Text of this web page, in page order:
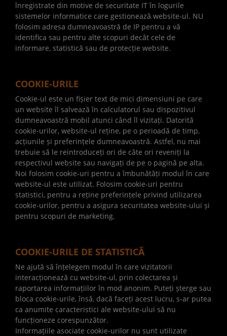
înregistrate din motive de securitate IT în logurile
sistemelor informatice care gestionează website-ul. NU
folosim adresa dumneavoastră de IP pentru a vă
identifica sau pentru alte scopuri decât cele de
informare, statistică sau de protecție website.
COOKIE-URILE
Cookie-ul este un fișier text de mici dimensiuni pe care
un website îl salvează în calculatorul sau dispozitivul
dumneavoastră mobil atunci când îl vizitați. Datorită
cookie-urilor, website-ul reține, pe o perioadă de timp,
acțiunile și preferințele dumneavoastră. Astfel, nu mai
trebuie să le reintroduceți ori de câte ori reveniți la
respectivul website sau navigați de pe o pagină pe alta.
Noi folosim cookie-uri pentru a îmbunătăți modul în care
website-ul este utilizat. Folosim cookie-uri pentru
statistici, pentru a reține preferințele privind utilizarea
cookie-urilor, pentru a asigura securitatea website-ului și
pentru scopuri de marketing.
COOKIE-URILE DE STATISTICĂ
Ne ajută să înțelegem modul în care vizitatorii
interacționează cu website-ul, prin colectarea și
raportarea informațiilor în mod anonim. Puteți șterge sau
bloca cookie-urile, însă, dacă faceți acest lucru, s-ar putea
ca anumite caracteristici ale website-ului să nu
funcționeze corespunzător.
Informațiile asociate cookie-urilor nu sunt utilizate